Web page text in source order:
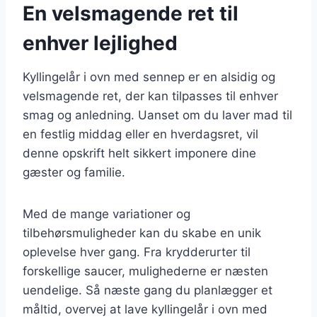
En velsmagende ret til
enhver lejlighed
Kyllingelår i ovn med sennep er en alsidig og
velsmagende ret, der kan tilpasses til enhver
smag og anledning. Uanset om du laver mad til
en festlig middag eller en hverdagsret, vil
denne opskrift helt sikkert imponere dine
gæster og familie.
Med de mange variationer og
tilbehørsmuligheder kan du skabe en unik
oplevelse hver gang. Fra krydderurter til
forskellige saucer, mulighederne er næsten
uendelige. Så næste gang du planlægger et
måltid, overvej at lave kyllingelår i ovn med